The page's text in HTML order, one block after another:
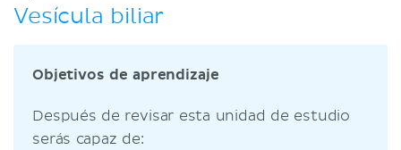
Vesícula biliar
Objetivos de aprendizaje
Después de revisar esta unidad de estudio
serás capaz de: